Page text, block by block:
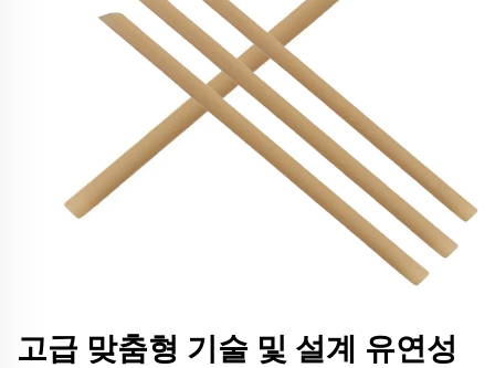
고급 맞춤형 기술 및 설계 유연성